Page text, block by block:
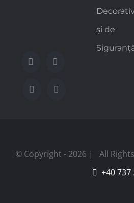
și de
© Copyright - 2026 | All
+40